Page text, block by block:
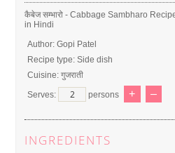
कैबेज सम्भारो - Cabbage Sambharo
in Hindi
Author:Gopi Patel
Recipe type:Side dish
Cuisine:गुजराती
Serves:
persons + –
INGREDIENTS